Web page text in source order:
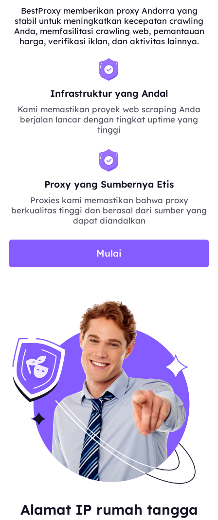
BestProxy memberikan proxy Andorra yang
stabil untuk meningkatkan kecepatan crawling
Anda, memfasilitasi crawling web, pemantauan
harga, verifikasi iklan, dan aktivitas lainnya.
Infrastruktur yang Andal
Kami memastikan proyek web scraping Anda
berjalan lancar dengan tingkat uptime yang
tinggi
Proxy yang Sumbernya Etis
Proxies kami memastikan bahwa proxy
berkualitas tinggi dan berasal dari sumber yang
dapat diandalkan
Mulai
Alamat IP rumah tangga